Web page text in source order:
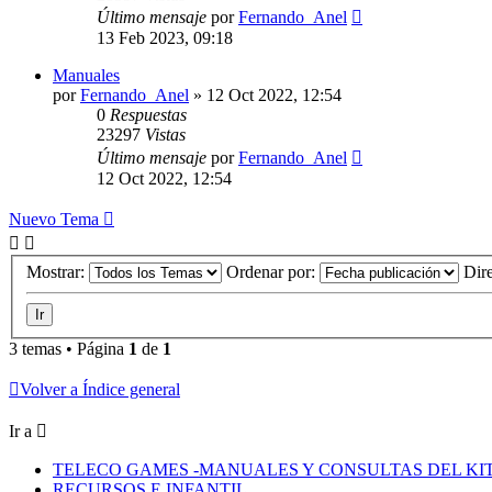
Último mensaje porFernando_Anel
13 Feb 2023, 09:18
Manuales
porFernando_Anel » 12 Oct 2022, 12:54
0 Respuestas
23297 Vistas
Último mensaje porFernando_Anel
12 Oct 2022, 12:54
Nuevo Tema
Mostrar: Ordenar por:
3 temas • Página 1 de 1
Volver a Índice general
Ir a
TELECO GAMES -MANUALES Y CONSULTAS DEL